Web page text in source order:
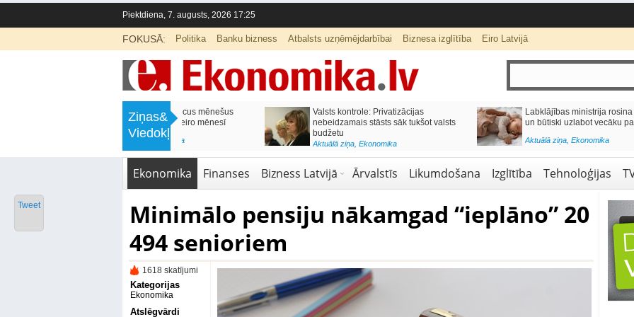
Piektdiena, 7. augusts, 2026 17:25
FOKUSĀ: Politika Banku bizness Atbalsts uzņēmējdarbībai Biznesa izglītība Eiro Latvijā
Ziņas&
Viedokļi
Labklājības ministrija rosina reformēt
un būtiski uzlabot vecāku pabalstu
Kā sagatavot bērnu skolai,
nepārslogojot ģimenes budžetu?
Aktuālā ziņa,Izglītība
Septiņos mēnešos Vivi vilcienos
pārvadāti 12 miljoni pasažieru; jūlijā
97,4 % reisu izpildīti laikā
Aktuālā ziņa,Bizness Latvijā,Tirdzniecība
Ekonomika Finanses Bizness Latvijā Ārvalstīs Likumdošana Izglītība Tehnoloģijas
Minimālo pensiju nākamgad “ieplāno” 20
494 senioriem
1618 skatījumi
Kategorijas
Ekonomika
Atslēgvārdi
Tweet